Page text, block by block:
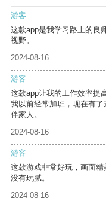
游客
这款app是我学习路上的良
视野。
2024-08-16
游客
这款app让我的工作效率提
我以前经常加班，现在有
伴家人。
2024-08-16
游客
这款游戏非常好玩，画面
没有玩腻。
2024-08-16